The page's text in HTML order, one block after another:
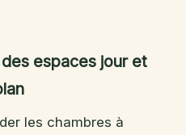
espaces jour et
les chambres à